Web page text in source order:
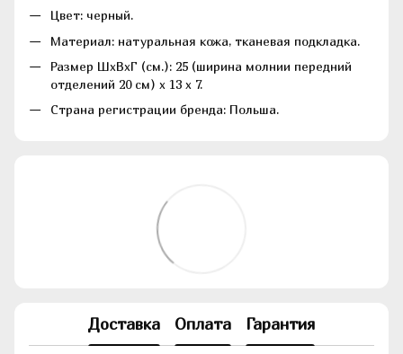
Цвет: черный.
Материал: натуральная кожа, тканевая подкладка.
Размер ШxВxГ (см.): 25 (ширина молнии передний
отделений 20 см) x 13 x 7.
Страна регистрации бренда: Польша.
Доставка Оплата Гарантия